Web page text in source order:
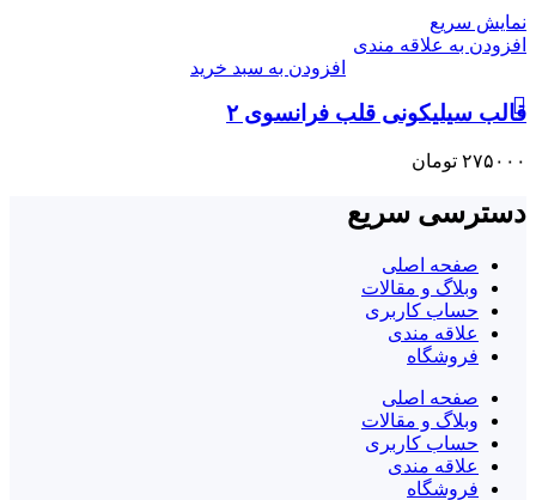
نمایش سریع
افزودن به علاقه مندی
افزودن به سبد خرید
قالب سیلیکونی قلب فرانسوی ۲
۲۷۵۰۰۰ تومان
دسترسی سریع
صفحه اصلی
وبلاگ و مقالات
حساب کاربری
علاقه مندی
فروشگاه
صفحه اصلی
وبلاگ و مقالات
حساب کاربری
علاقه مندی
فروشگاه